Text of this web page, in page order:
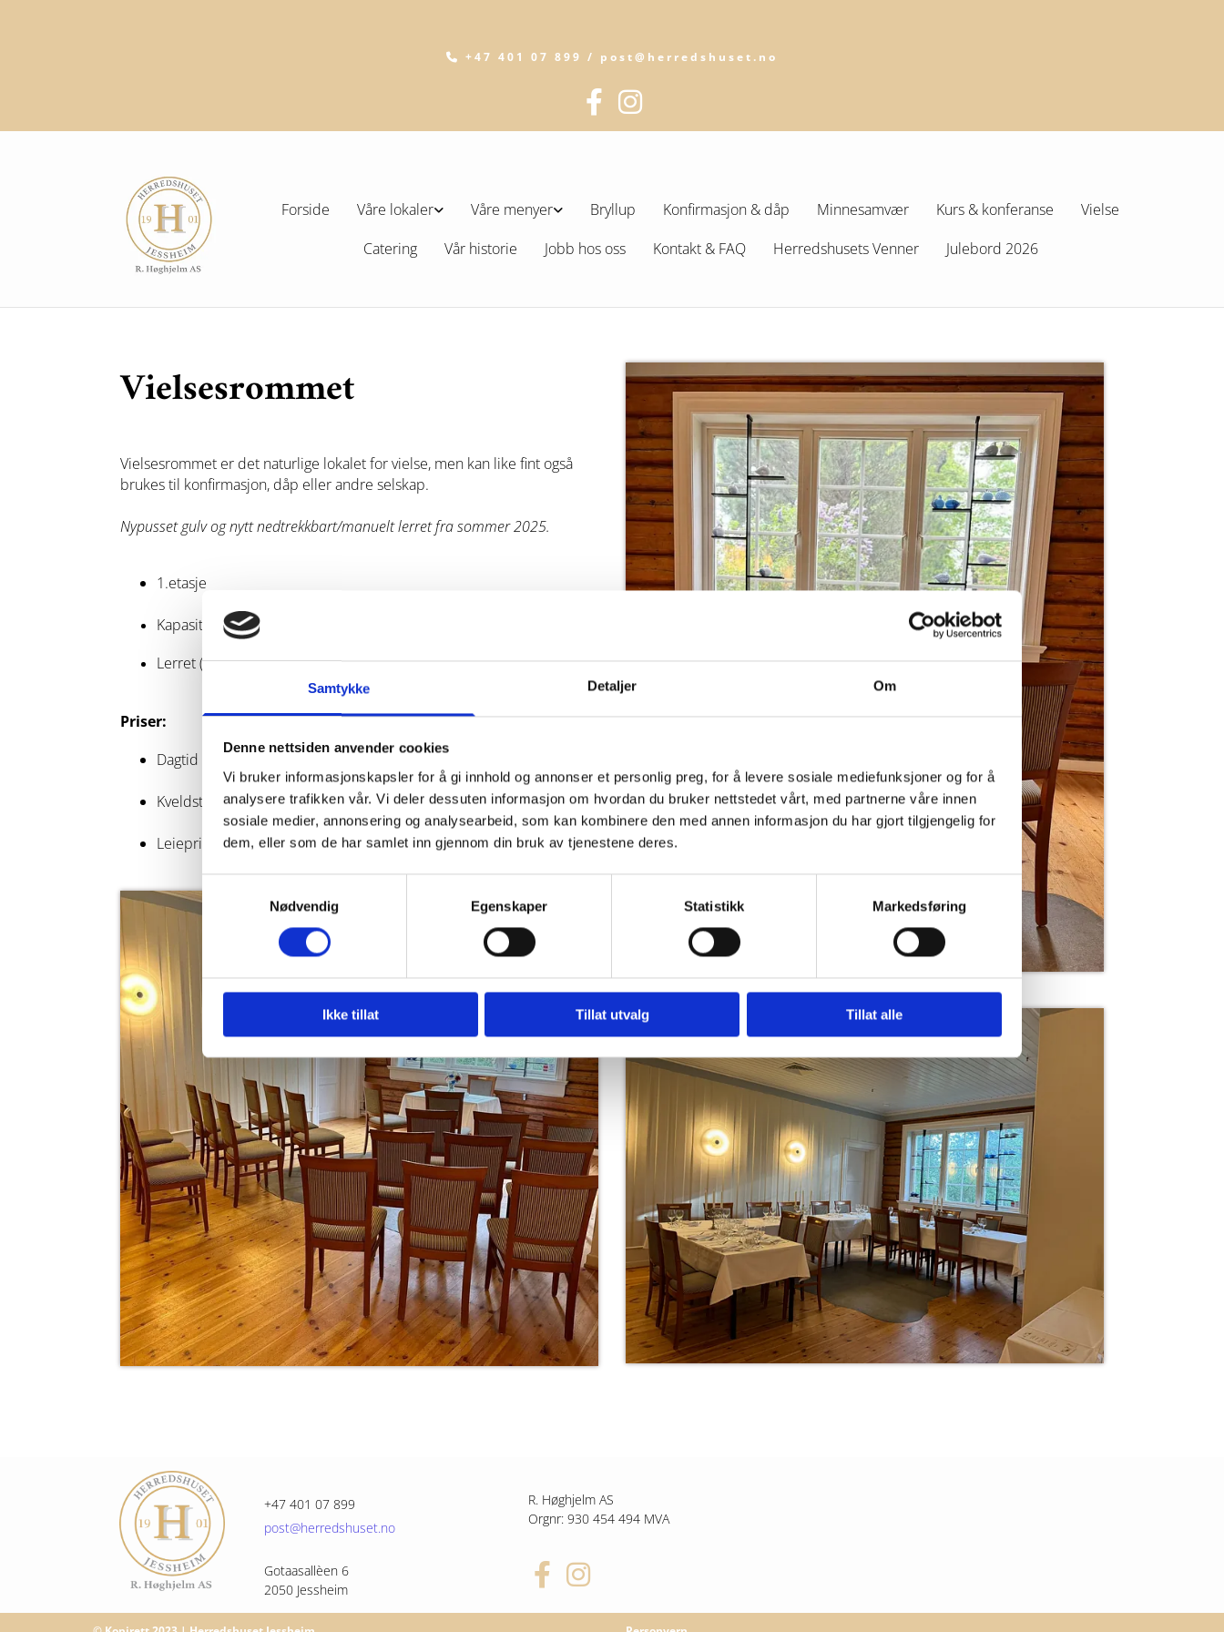
Samtykke Detaljer Om
Denne nettsiden anvender cookies
Vi bruker informasjonskapsler for å gi innhold og annonser et personlig preg, for å levere sosiale mediefunksjoner og for å
analysere trafikken vår. Vi deler dessuten informasjon om hvordan du bruker nettstedet vårt, med partnerne våre innen
sosiale medier, annonsering og analysearbeid, som kan kombinere den med annen informasjon du har gjort tilgjengelig for
dem, eller som de har samlet inn gjennom din bruk av tjenestene deres.
Nødvendig
Egenskaper Statistikk Markedsføring
Ikke tillat Tillat utvalg Tillat alle
 +47 401 07 899 / post@herredshuset.no
Forside Våre lokaler Våre menyer Bryllup Konfirmasjon & dåp Minnesamvær Kurs & konferanse
Vielse
Catering
Vår historie Jobb hos oss Kontakt & FAQ Herredshusets Venner Julebord 2026
Vielsesrommet
Vielsesrommet er det naturlige lokalet for vielse, men kan like fint også
brukes til konfirmasjon, dåp eller andre selskap.
Nypusset gulv og nytt nedtrekkbart/manuelt lerret fra sommer 2025.
1.etasje
Kapasitet: 25-30 personer
Lerret (som er skjult på veggen men kan trekkes ned)
Priser:
Dagtid (08:00 til 16:00): kr 2650,-
Kveldstid (16:00 til 00:00): kr 3150,-
Leiepris utover angitt tid: kr 950,- per time
+47 401 07 899
post@herredshuset.no
Gotaasallèen 6
2050 Jessheim
R. Høghjelm AS
Orgnr: 930 454 494 MVA